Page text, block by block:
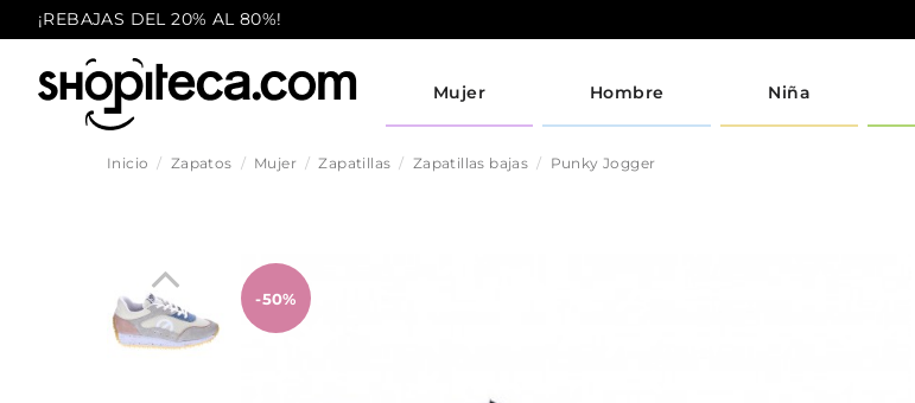
¡REBAJAS DEL 20% AL 80%!
Mujer Hombre Niña
Inicio Zapatos Mujer Zapatillas Zapatillas bajas Punky Jogger
-50%